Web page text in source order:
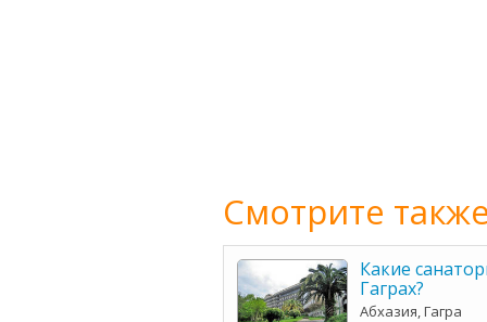
Смотрите
Какие
Гаграх?
Абхазия, Гагра